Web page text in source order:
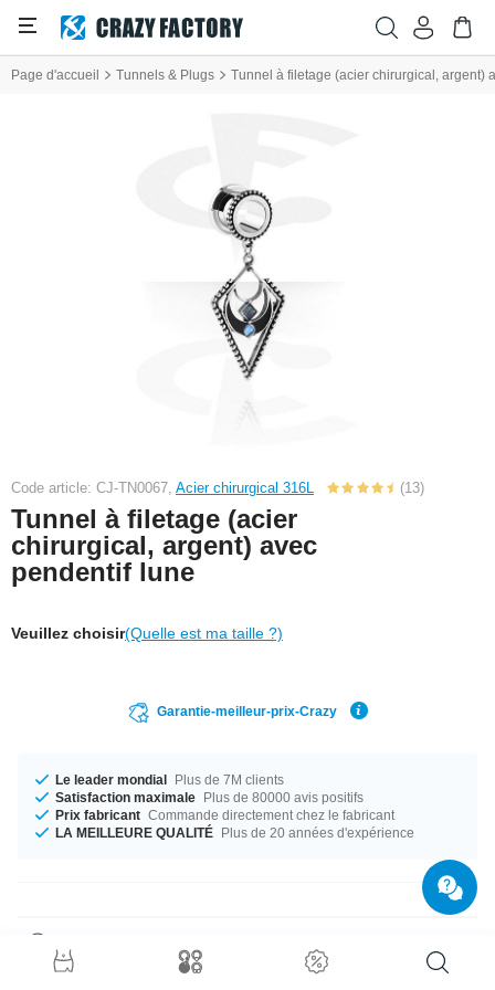
Page d'accueil Tunnels & Plugs Tunnel à filetage (acier chirurgical, argent)
Code article: CJ-TN0067, Acier chirurgical 316L (13)
Tunnel à filetage (acier
chirurgical, argent) avec
pendentif lune
Veuillez choisir(Quelle est ma taille ?)
Garantie-meilleur-prix-Crazy
Le leader mondial Plus de 7M clients
Satisfaction maximale Plus de 80000 avis positifs
Prix fabricant Commande directement chez le fabricant
LA MEILLEURE QUALITÉ Plus de 20 années d'expérience
Diamètres de 6 mm à 16 mm en stock. Un super classe produit tout frais